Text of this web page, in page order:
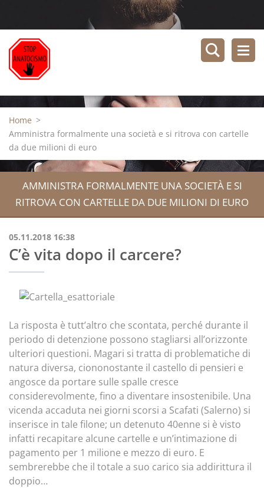
Home >
Amministra formalmente una società e si ritrova con cartelle
da due milioni di euro
AMMINISTRA FORMALMENTE UNA SOCIETÀ E SI
RITROVA CON CARTELLE DA DUE MILIONI DI EURO
05.11.2018 16:38
C’è vita dopo il carcere?
La risposta è tutt’altro che scontata, perché durante il
periodo di detenzione possono stagliarsi all’orizzonte
ulteriori questioni. Magari si tratta di problematiche di
natura diversa, ciononostante il castello di pensieri e
angosce da portare sulle spalle cresce
considerevolmente, fino a diventare insostenibile. Una
vicenda accaduta nei giorni scorsi a Scafati (Salerno) si
inserisce in tale filone; un detenuto 40enne si è visto
infatti recapitare alcune cartelle e un’intimazione di
pagamento per 1 milione e mezzo di euro. E
sembrerebbe che il totale a suo carico sia addirittura il
doppio…